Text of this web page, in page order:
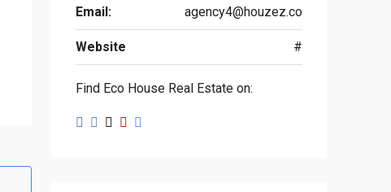
Email: agency4@houzez.co
Website #
Find Eco House Real Estate on: